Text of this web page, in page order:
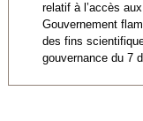
relatif à l’accès
Gouvernement
des fins
gouvernance du 7